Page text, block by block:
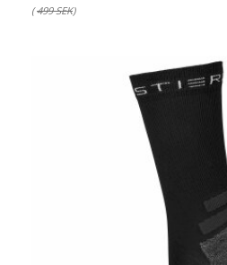
(499 SEK)